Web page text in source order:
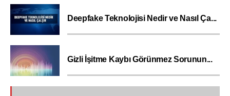
Deepfake Teknolojisi Nedir ve Nasıl Ça...
Gizli İşitme Kaybı Görünmez Sorunun...